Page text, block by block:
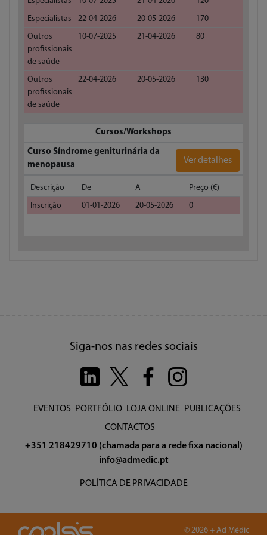
Especialistas
22-04-2026 20-05-2026
170
Outros
profissionais
de saúde
10-07-2025 21-04-2026 80
Outros
profissionais
de saúde
22-04-2026 20-05-2026 130
Cursos/Workshops
Curso Síndrome geniturinária da
menopausa
Ver detalhes
Descrição De A
Preço (€)
Inscrição
01-01-2026 20-05-2026 0
Siga-nos nas redes sociais
EVENTOS PORTFÓLIO LOJA ONLINE PUBLICAÇÕES
CONTACTOS
+351 218429710 (chamada para a rede fixa nacional)
info@admedic.pt
POLÍTICA DE PRIVACIDADE
© 2026 + Ad Médic